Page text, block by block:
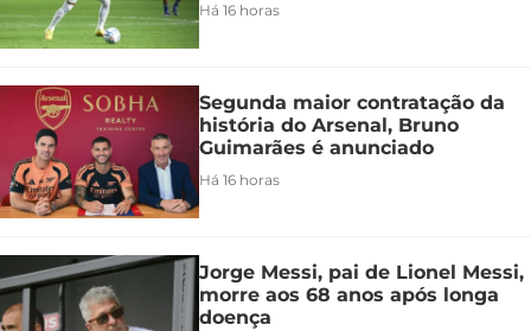
Há 16 horas
Segunda maior contratação da
história do Arsenal, Bruno
Guimarães é anunciado
Há 16 horas
Jorge Messi, pai de Lionel Messi,
morre aos 68 anos após longa
doença